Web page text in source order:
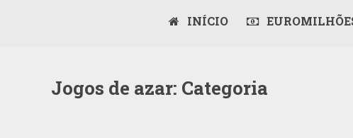
INÍCIO
Jogos de azar: Categoria